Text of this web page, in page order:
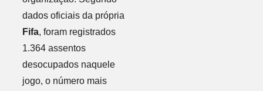
dados oficiais da própria
Fifa, foram registrados
1.364 assentos
desocupados naquele
jogo, o número mais